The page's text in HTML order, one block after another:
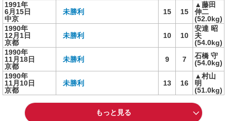
1991年
6月15日
中京
未勝利 15 15
▲藤田
伸二
(52.0kg)
1990年
12月1日
京都
未勝利 10 10
安達 昭
夫
(54.0kg)
1990年
11月18日
京都
未勝利 9 7
石橋 守
(54.0kg)
1990年
11月10日
京都
未勝利 13 16
▲村山
明
(51.0kg)
もっと見る